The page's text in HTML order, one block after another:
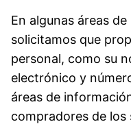
En algunas áreas
solicitamos que
personal, como su
electrónico y
áreas de
compradores de los